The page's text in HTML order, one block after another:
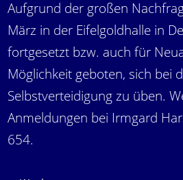
Aufgrund der großen
März in der Eifelgoldhalle in
fortgesetzt bzw. auch für
Möglichkeit geboten, sich bei
Selbstverteidigung zu üben.
Anmeldungen bei Irmgard
654.